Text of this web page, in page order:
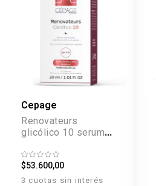
Cepage
Renovateurs
glicólico 10 serum x
$53.600,00
3 cuotas sin interés